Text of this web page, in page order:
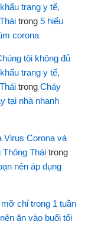
trang y tế,
trong 5 hiểu
corona
tôi không đủ
trang y tế,
trong Cháy
tại nhà nhanh
Virus Corona và
Thái trong
nên áp dụng
chỉ trong 1 tuần
ăn vào buổi tối